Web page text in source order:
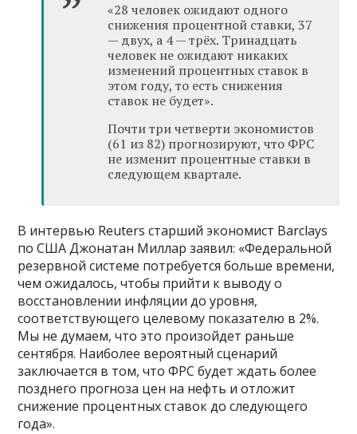
«28 человек ожидают одного
снижения процентной ставки, 37
— двух, а 4 — трёх. Тринадцать
человек не ожидают никаких
изменений процентных ставок в
этом году, то есть снижения
ставок не будет».
Почти три четверти экономистов
(61 из 82) прогнозируют, что ФРС
не изменит процентные ставки в
следующем квартале.
В интервью Reuters старший экономист Barclays
по США Джонатан Миллар заявил: «Федеральной
резервной системе потребуется больше времени,
чем ожидалось, чтобы прийти к выводу о
восстановлении инфляции до уровня,
соответствующего целевому показателю в 2%.
Мы не думаем, что это произойдет раньше
сентября. Наиболее вероятный сценарий
заключается в том, что ФРС будет ждать более
позднего прогноза цен на нефть и отложит
снижение процентных ставок до следующего
года».